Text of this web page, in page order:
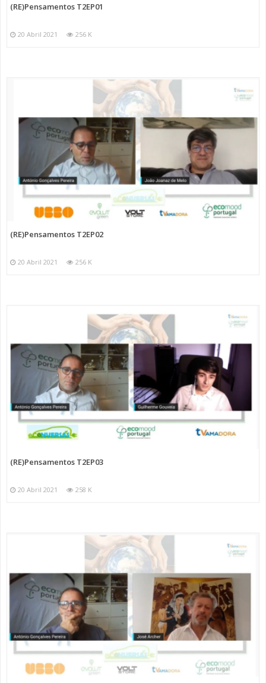
(RE)Pensamentos T2EP01
20 Abril 2021 256 K
(RE)Pensamentos T2EP02
20 Abril 2021 256 K
(RE)Pensamentos T2EP03
20 Abril 2021 258 K